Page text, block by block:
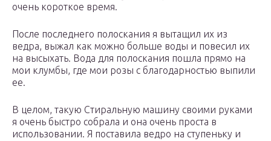
очень короткое время.
После последнего полоскания я вытащил их из
ведра, выжал как можно больше воды и повесил их
на высыхать. Вода для полоскания пошла прямо на
мои клумбы, где мои розы с благодарностью выпили
ее.
В целом, такую Стиральную машину своими руками
я очень быстро собрала и она очень проста в
использовании. Я поставила ведро на ступеньку и